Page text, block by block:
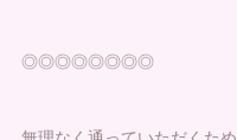
◎◎◎◎◎◎◎◎